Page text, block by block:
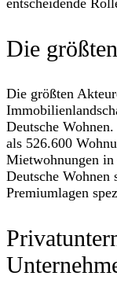
entscheidende
Die
Die größten
Deutsche
als 526.600
Mietwohnungen in
Deutsche
Premiumlagen